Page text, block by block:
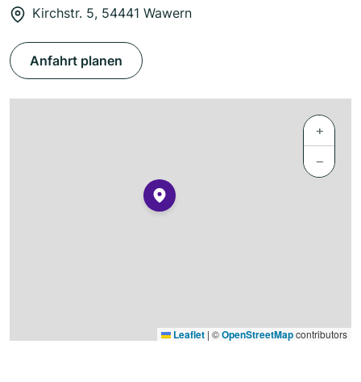
Kirchstr. 5, 54441 Wawern
Anfahrt planen
+
−
Leaflet | ©OpenStreetMapcontributors